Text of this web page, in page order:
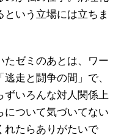
いう立場には立ちま
たゼミのあとは、ワー
走と闘争の間」で、
ずいろんな対人関係上
について気づいてない
れたらありがたいで